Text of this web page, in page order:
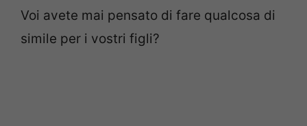
Voi avete mai pensato di fare qualcosa di
simile per i vostri figli?